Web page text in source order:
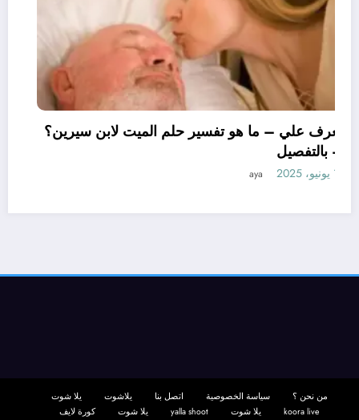
تعرف علي – ما هو تفسير حلم الميت لابن سيرين؟
– بالتفصيل
11 يونيو، 2025
من نحن ؟ سياسة الخصوصية اتصل بنا يلاشوت
يلا شوت
koora live
يلا شوت yalla shoot يلا شوت كورة لايف